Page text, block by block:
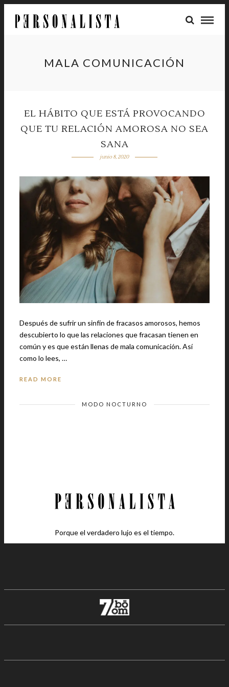
MALA COMUNICACIÓN
EL HÁBITO QUE ESTÁ PROVOCANDO
QUE TU RELACIÓN AMOROSA NO SEA
SANA
junio 8, 2020
Después de sufrir un sinfín de fracasos amorosos, hemos
descubierto lo que las relaciones que fracasan tienen en
común y es que están llenas de mala comunicación. Así
como lo lees, …
READ MORE
MODO NOCTURNO
Porque el verdadero lujo es el tiempo.